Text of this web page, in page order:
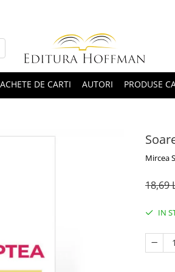
DE CARTI AUTORI PRODUSE
Mircea
18,69
IN